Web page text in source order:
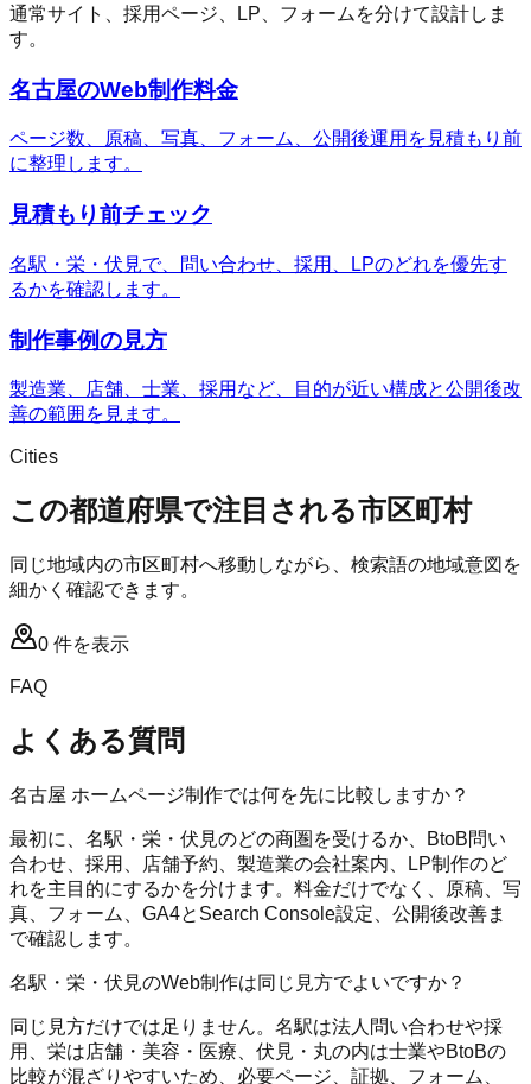
通常サイト、採用ページ、LP、フォームを分けて設計しま
す。
名古屋のWeb制作料金
ページ数、原稿、写真、フォーム、公開後運用を見積もり前
に整理します。
見積もり前チェック
名駅・栄・伏見で、問い合わせ、採用、LPのどれを優先す
るかを確認します。
制作事例の見方
製造業、店舗、士業、採用など、目的が近い構成と公開後改
善の範囲を見ます。
Cities
この都道府県で注目される市区町村
同じ地域内の市区町村へ移動しながら、検索語の地域意図を
細かく確認できます。
0 件を表示
FAQ
よくある質問
名古屋 ホームページ制作では何を先に比較しますか？
最初に、名駅・栄・伏見のどの商圏を受けるか、BtoB問い
合わせ、採用、店舗予約、製造業の会社案内、LP制作のど
れを主目的にするかを分けます。料金だけでなく、原稿、写
真、フォーム、GA4とSearch Console設定、公開後改善ま
で確認します。
名駅・栄・伏見のWeb制作は同じ見方でよいですか？
同じ見方だけでは足りません。名駅は法人問い合わせや採
用、栄は店舗・美容・医療、伏見・丸の内は士業やBtoBの
比較が混ざりやすいため、必要ページ、証拠、フォーム、